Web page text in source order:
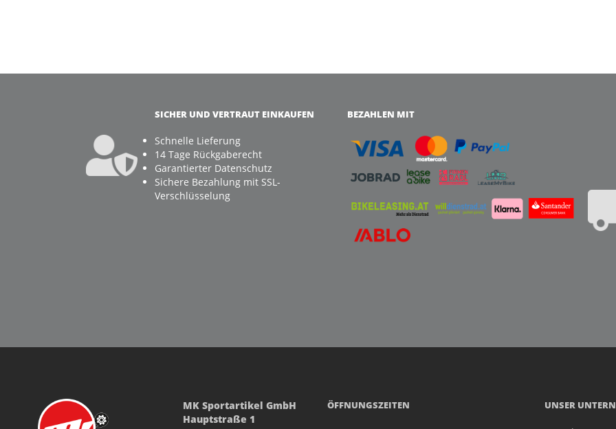
SICHER UND VERTRAUT EINKAUFEN
Schnelle Lieferung
14 Tage Rückgaberecht
Garantierter Datenschutz
Sichere Bezahlung mit SSL-
Verschlüsselung
BEZAHLEN MIT
MK Sportartikel GmbH
Hauptstraße 1
ÖFFNUNGSZEITEN UNSER